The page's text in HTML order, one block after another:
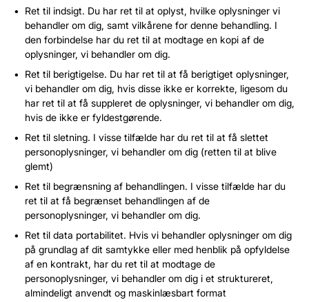
Ret til indsigt. Du har ret til at oplyst, hvilke oplysninger vi
behandler om dig, samt vilkårene for denne behandling. I
den forbindelse har du ret til at modtage en kopi af de
oplysninger, vi behandler om dig.
Ret til berigtigelse. Du har ret til at få berigtiget oplysninger,
vi behandler om dig, hvis disse ikke er korrekte, ligesom du
har ret til at få suppleret de oplysninger, vi behandler om dig,
hvis de ikke er fyldestgørende.
Ret til sletning. I visse tilfælde har du ret til at få slettet
personoplysninger, vi behandler om dig (retten til at blive
glemt)
Ret til begrænsning af behandlingen. I visse tilfælde har du
ret til at få begrænset behandlingen af de
personoplysninger, vi behandler om dig.
Ret til data portabilitet. Hvis vi behandler oplysninger om dig
på grundlag af dit samtykke eller med henblik på opfyldelse
af en kontrakt, har du ret til at modtage de
personoplysninger, vi behandler om dig i et struktureret,
almindeligt anvendt og maskinlæsbart format